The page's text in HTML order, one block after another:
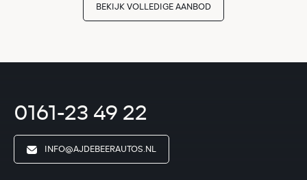
BEKIJK VOLLEDIGE AANBOD
0161-23 49 22
INFO@AJDEBEERAUTOS.NL